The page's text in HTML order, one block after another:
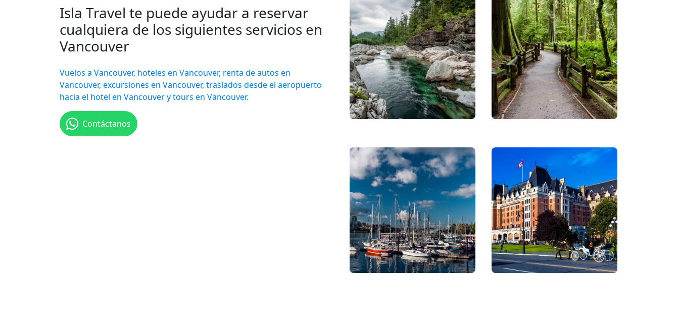
Isla Travel te puede ayudar a reservar
cualquiera de los siguientes servicios en
Vancouver
Vuelos a Vancouver, hoteles en Vancouver, renta de autos en
Vancouver, excursiones en Vancouver, traslados desde el aeropuerto
hacia el hotel en Vancouver y tours en Vancouver.
Contáctanos